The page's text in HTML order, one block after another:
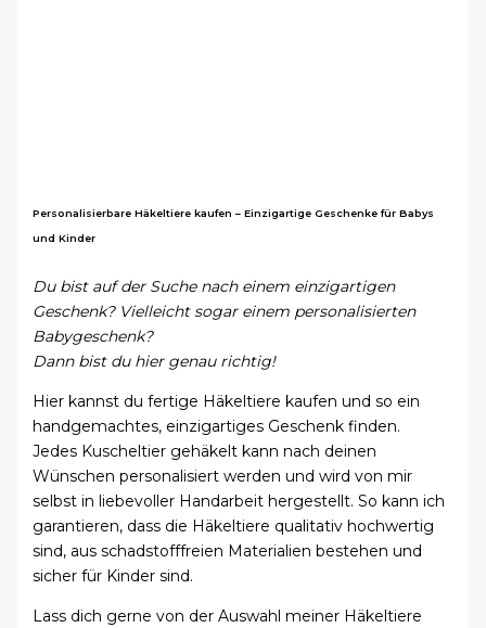
Personalisierbare Häkeltiere kaufen – Einzigartige Geschenke für Babys
und Kinder
Du bist auf der Suche nach einem einzigartigen
Geschenk? Vielleicht sogar einem personalisierten
Babygeschenk?
Dann bist du hier genau richtig!
Hier kannst du fertige Häkeltiere kaufen und so ein
handgemachtes, einzigartiges Geschenk finden.
Jedes Kuscheltier gehäkelt kann nach deinen
Wünschen personalisiert werden und wird von mir
selbst in liebevoller Handarbeit hergestellt. So kann ich
garantieren, dass die Häkeltiere qualitativ hochwertig
sind, aus schadstofffreien Materialien bestehen und
sicher für Kinder sind.
Lass dich gerne von der Auswahl meiner Häkeltiere